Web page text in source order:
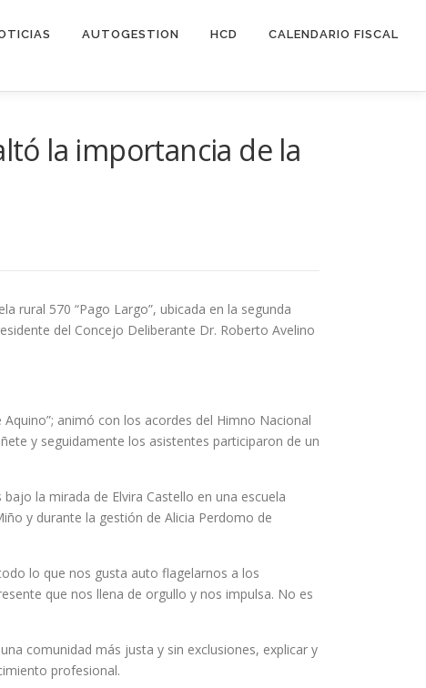
AUTOGESTION HCD CALENDARIO FISCAL
la importancia de la
rural 570 “Pago Largo”, ubicada en la segunda
del Concejo Deliberante Dr. Roberto Avelino
animó con los acordes del Himno Nacional
y seguidamente los asistentes participaron de un
la mirada de Elvira Castello en una escuela
y durante la gestión de Alicia Perdomo de
lo que nos gusta auto flagelarnos a los
que nos llena de orgullo y nos impulsa. No es
comunidad más justa y sin exclusiones, explicar y
profesional.